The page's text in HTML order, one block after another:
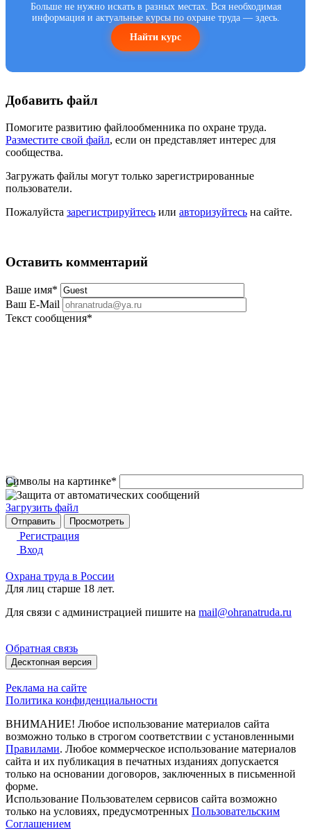
Больше не нужно искать в разных местах. Вся необходимая
информация и актуальные курсы по охране труда — здесь.
Найти курс
Добавить файл
Помогите развитию файлообменника по охране труда.
Разместите свой файл, если он представляет интерес для
сообщества.
Загружать файлы могут только зарегистрированные
пользователи.
Пожалуйста зарегистрируйтесь или авторизуйтесь на сайте.
Оставить комментарий
Ваше имя*
Ваш E-Mail
Текст сообщения*
Символы на картинке*
Загрузить файл
Регистрация
Вход
Охрана труда в России
Для лиц старше 18 лет.
Для связи с администрацией пишите на mail@ohranatruda.ru
Обратная связь
Десктопная версия
Реклама на сайте
Политика конфиденциальности
ВНИМАНИЕ! Любое использование материалов сайта
возможно только в строгом соответствии с установленными
Правилами. Любое коммерческое использование материалов
сайта и их публикация в печатных изданиях допускается
только на основании договоров, заключенных в письменной
форме.
Использование Пользователем сервисов сайта возможно
только на условиях, предусмотренных Пользовательским
Соглашением